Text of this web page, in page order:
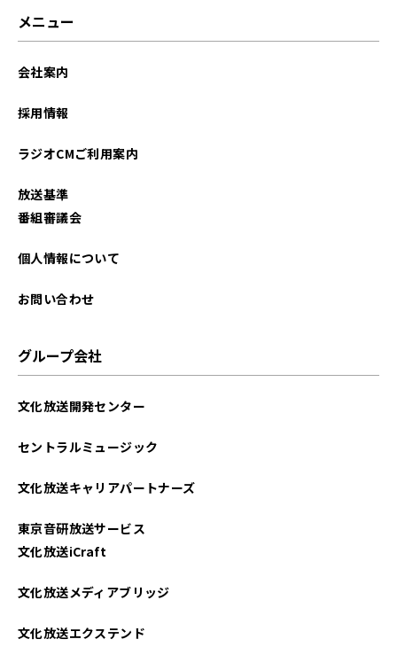
メニュー
会社案内
採用情報
ラジオCMご利用案内
放送基準
番組審議会
個人情報について
お問い合わせ
グループ会社
文化放送開発センター
セントラルミュージック
文化放送キャリアパートナーズ
東京音研放送サービス
文化放送iCraft
文化放送メディアブリッジ
文化放送エクステンド